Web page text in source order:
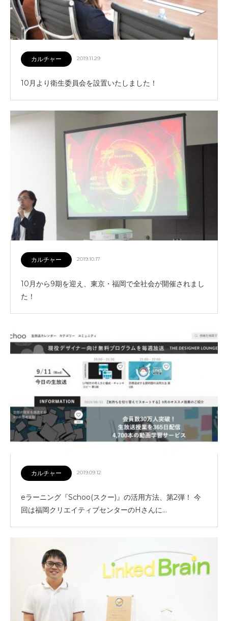
カルチャー 2019.11.29
10月より衛生委員会を設置いたしました！
カルチャー 2019.10.17
10月から9期を迎え、東京・福岡で全社会が開催されまし
た！
カルチャー 2019.09.12
eラーニング『Schoo(スクー)』の活用方法、第2弾！ 今
回は福岡クリエイティブセンターのHさんに…